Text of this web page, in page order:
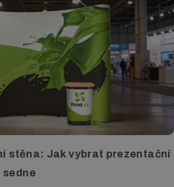
stěna: Jak vybrat prezentační
sedne